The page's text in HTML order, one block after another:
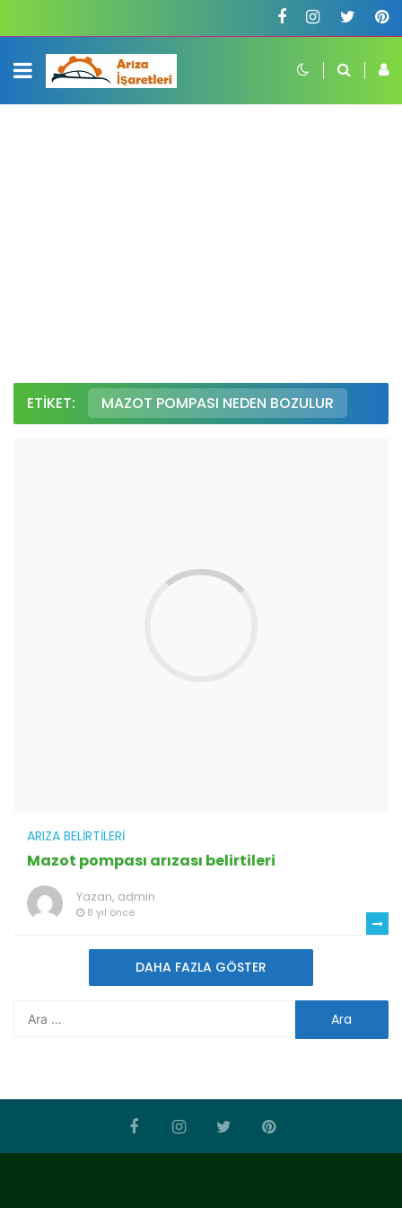
ETIKET: MAZOT POMPASI NEDEN BOZULUR
ARIZA BELIRTILERI
Mazot pompası arızası belirtileri
Yazan, admin
8 yıl önce
DAHA FAZLA GÖSTER